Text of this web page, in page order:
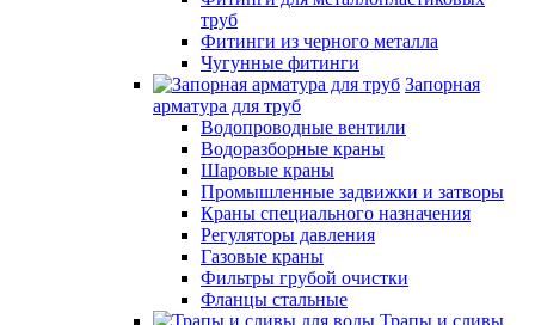
труб
Фитинги из черного металла
Чугунные фитинги
Запорная
арматура для труб
Водопроводные вентили
Водоразборные краны
Шаровые краны
Промышленные задвижки и затворы
Краны специального назначения
Регуляторы давления
Газовые краны
Фильтры грубой очистки
Фланцы стальные
Трапы и сливы